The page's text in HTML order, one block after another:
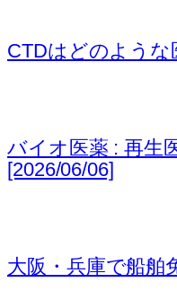
CTDはどのような
バイオ医薬 : 再生
[2026/06/06]
大阪・兵庫で船舶